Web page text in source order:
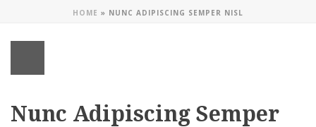
HOME » NUNC ADIPISCING SEMPER NISL
Nunc Adipiscing Semper